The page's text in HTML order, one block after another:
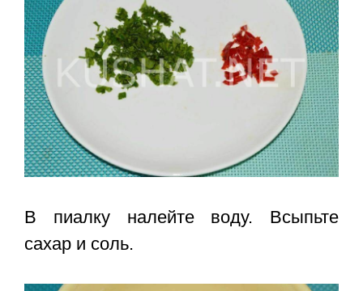
В пиалку налейте воду. Всыпьте
сахар и соль.